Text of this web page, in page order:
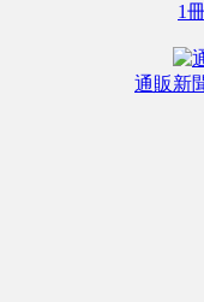
1
通販新